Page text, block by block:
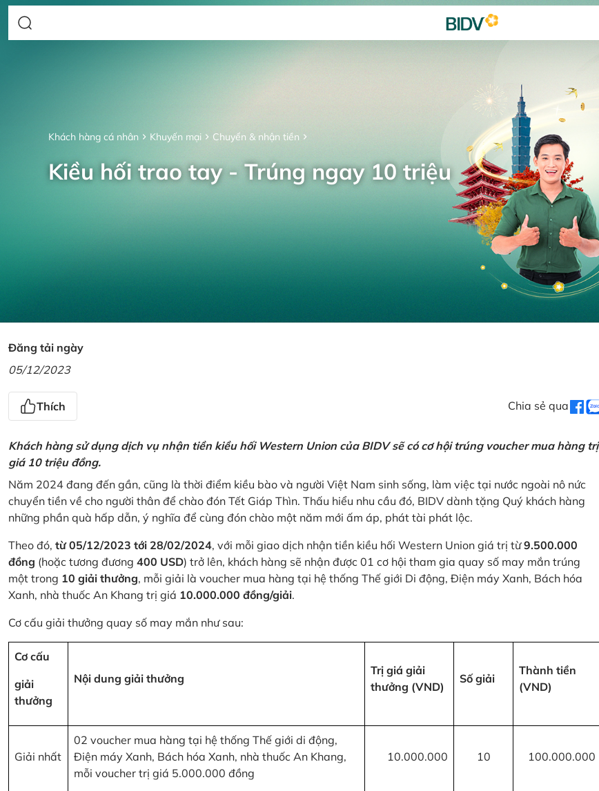
Khách hàng cá nhân Khuyến mại Chuyển & nhận tiền
Kiều hối trao tay - Trúng ngay 10 triệu
Đăng tải ngày
05/12/2023
Thích Chia sẻ qua
Khách hàng sử dụng dịch vụ nhận tiền kiều hối Western Union của BIDV sẽ có cơ hội trúng voucher mua hàng trị
giá 10 triệu đồng.
Năm 2024 đang đến gần, cũng là thời điểm kiều bào và người Việt Nam sinh sống, làm việc tại nước ngoài nô nức
chuyển tiền về cho người thân để chào đón Tết Giáp Thìn. Thấu hiểu nhu cầu đó, BIDV dành tặng Quý khách hàng
những phần quà hấp dẫn, ý nghĩa để cùng đón chào một năm mới ấm áp, phát tài phát lộc.
Theo đó, từ 05/12/2023 tới 28/02/2024, với mỗi giao dịch nhận tiền kiều hối Western Union giá trị từ9.500.000
đồng (hoặc tương đương 400 USD) trở lên, khách hàng sẽ nhận được 01 cơ hội tham gia quay số may mắn trúng
một trong 10 giải thưởng, mỗi giải là voucher mua hàng tại hệ thống Thế giới Di động, Điện máy Xanh, Bách hóa
Xanh, nhà thuốc An Khang trị giá 10.000.000 đồng/giải.
Cơ cấu giải thưởng quay số may mắn như sau:
Cơ cấu
giải
thưởng
Nội dung giải thưởng
Trị giá giải
thưởng (VND)
Số giải
Thành tiền
(VND)
Giải nhất
02 voucher mua hàng tại hệ thống Thế giới di động,
Điện máy Xanh, Bách hóa Xanh, nhà thuốc An Khang,
mỗi voucher trị giá 5.000.000 đồng
10.000.000 10 100.000.000